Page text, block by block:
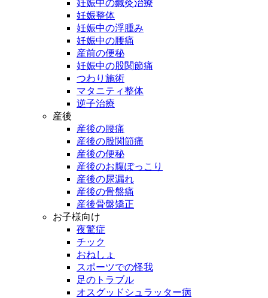
妊娠中の鍼灸治療
妊娠整体
妊娠中の浮腫み
妊娠中の腰痛
産前の便秘
妊娠中の股関節痛
つわり施術
マタニティ整体
逆子治療
産後
産後の腰痛
産後の股関節痛
産後の便秘
産後のお腹ぽっこり
産後の尿漏れ
産後の骨盤痛
産後骨盤矯正
お子様向け
夜驚症
チック
おねしょ
スポーツでの怪我
足のトラブル
オスグッドシュラッター病